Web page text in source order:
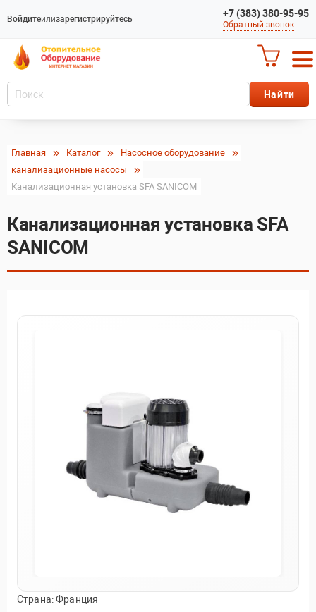
Войдитеилизарегистрируйтесь +7 (383) 380-95-95
Обратный звонок
Главная Каталог
Насосное оборудование
канализационные насосы
Канализационная установка SFA SANICOM
Канализационная установка SFA
SANICOM
Страна: Франция